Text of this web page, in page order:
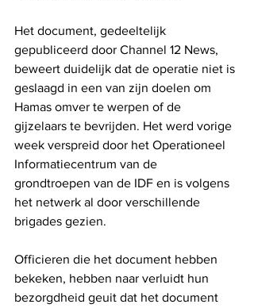
Het document, gedeeltelijk
gepubliceerd door Channel 12 News,
beweert duidelijk dat de operatie niet is
geslaagd in een van zijn doelen om
Hamas omver te werpen of de
gijzelaars te bevrijden. Het werd vorige
week verspreid door het Operationeel
Informatiecentrum van de
grondtroepen van de IDF en is volgens
het netwerk al door verschillende
brigades gezien.
Officieren die het document hebben
bekeken, hebben naar verluidt hun
bezorgdheid geuit dat het document